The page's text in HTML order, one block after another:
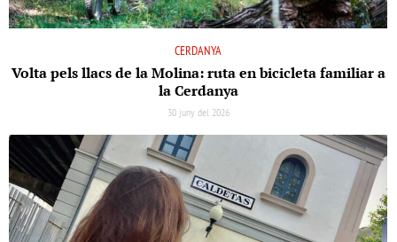
CERDANYA
Volta pels llacs de la Molina: ruta en bicicleta familiar a
la Cerdanya
30 juny del 2026